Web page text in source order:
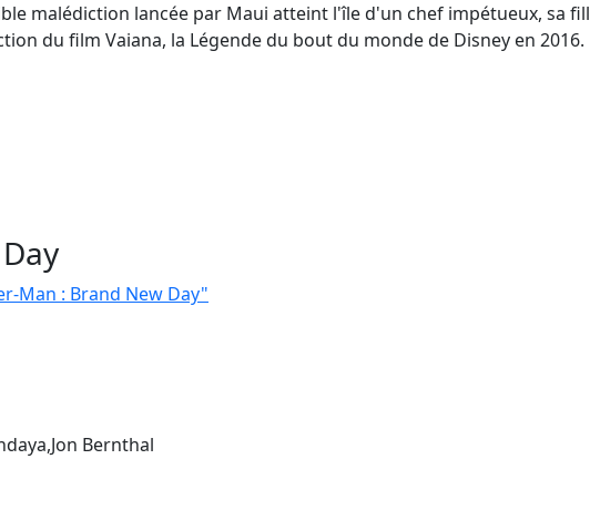
malédiction lancée par Maui atteint l'île d'un chef impétueux, sa
du film Vaiana, la Légende du bout du monde de Disney en 2016.
Man : Brand New Day"
Bernthal